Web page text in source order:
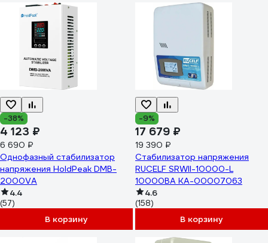
291737
-38%
4 123 ₽
6 690 ₽
Однофазный стабилизатор
напряжения HoldPeak DMB-
2000VA
4.4
(57)
В корзину
-9%
17 679 ₽
19 390 ₽
Стабилизатор напряжения
RUCELF SRWII-10000-L
10000ВА КА-00007063
4.6
(158)
В корзину